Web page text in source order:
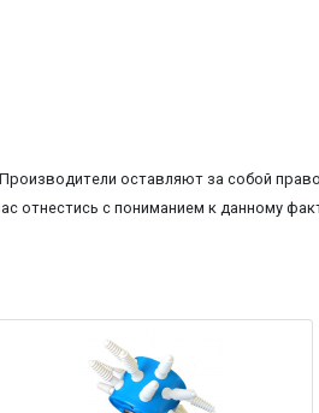
оставляют за собой
с пониманием к данному